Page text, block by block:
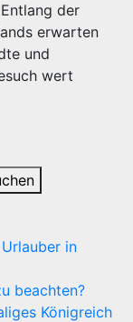
der
erwarten
und
wert
in
beachten?
Königreich